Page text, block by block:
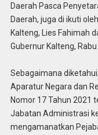
Daerah Pasca
Daerah, juga di ikuti
Kalteng, Lies Fahimah
Gubernur Kalteng,
Sebagaimana
Aparatur Negara dan
Nomor 17 Tahun 2021
Jabatan Administrasi
mengamanatkan